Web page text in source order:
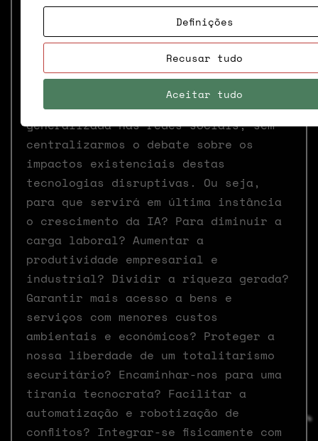
meros produtos a serem
transacionados. Relacionado, somos
diariamente bombardeados com notícias
circunstanciais e horas infinitas de
comentadores especialistas em tudo e
em nada, acicatados com desinformação
generalizada nas redes sociais, sem
centralizarmos o debate sobre os
impactos existenciais destas
tecnologias disruptivas. Ou seja,
para que servirá em última instância
o crescimento da IA? Para diminuir a
carga laboral? Aumentar a
produtividade empresarial e
industrial? Dividir a riqueza gerada?
Garantir mais acesso a bens e
serviços com menores custos
ambientais e económicos? Proteger a
nossa liberdade de um totalitarismo
securitário? Encaminhar-nos para uma
tirania tecnocrata? Facilitar a
automatização e robotização de
conflitos? Integrar-se fisicamente com
Definições
Recusar tudo
Aceitar tudo